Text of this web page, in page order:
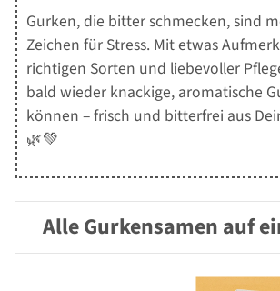
Gurken, die bitter schmecken, sind
Zeichen für Stress. Mit etwas
richtigen Sorten und liebevoller
bald wieder knackige, aromatische
können – frisch und bitterfrei aus
🌿💚
Alle Gurkensamen auf